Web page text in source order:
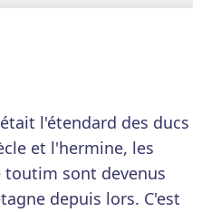
l'étendard des ducs
et l'hermine, les
sont devenus
depuis lors. C'est